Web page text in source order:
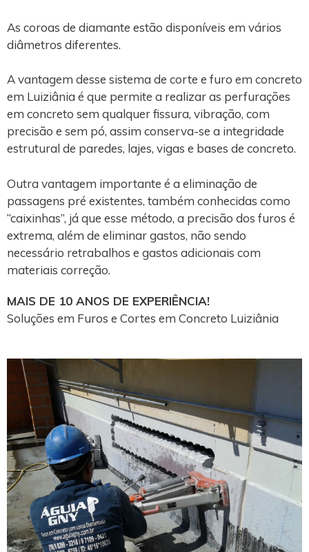
As coroas de diamante estão disponíveis em vários
diâmetros diferentes.
A vantagem desse sistema de corte e furo em concreto
em Luiziânia é que permite a realizar as perfurações
em concreto sem qualquer fissura, vibração, com
precisão e sem pó, assim conserva-se a integridade
estrutural de paredes, lajes, vigas e bases de concreto.
Outra vantagem importante é a eliminação de
passagens pré existentes, também conhecidas como
“caixinhas”, já que esse método, a precisão dos furos é
extrema, além de eliminar gastos, não sendo
necessário retrabalhos e gastos adicionais com
materiais correção.
MAIS DE 10 ANOS DE EXPERIÊNCIA!
Soluções em Furos e Cortes em Concreto Luiziânia